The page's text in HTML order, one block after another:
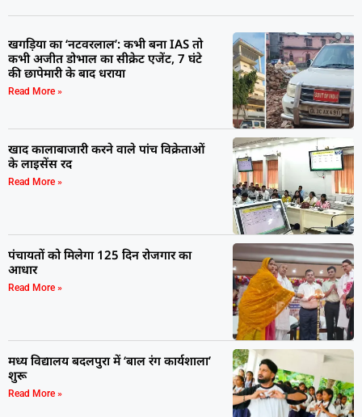
खगड़िया का ‘नटवरलाल’: कभी बना IAS तो
कभी अजीत डोभाल का सीक्रेट एजेंट, 7 घंटे
की छापेमारी के बाद धराया
Read More »
खाद कालाबाजारी करने वाले पांच विक्रेताओं
के लाइसेंस रद
Read More »
पंचायतों को मिलेगा 125 दिन रोजगार का
आधार
Read More »
मध्य विद्यालय बदलपुरा में ‘बाल रंग कार्यशाला’
शुरू
Read More »